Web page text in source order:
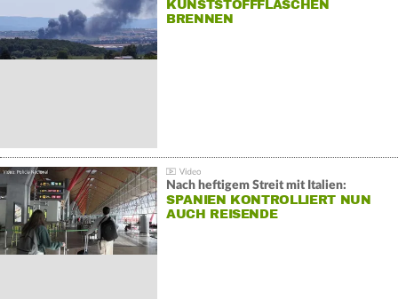
KUNSTSTOFFFLASCHEN
BRENNEN
Nach heftigem Streit mit Italien:
SPANIEN KONTROLLIERT NUN
AUCH REISENDE